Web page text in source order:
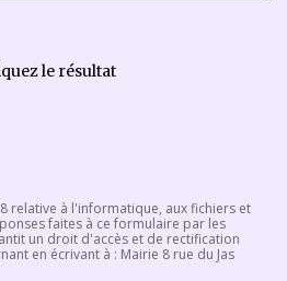
le résultat
relative à l'informatique, aux fichiers et
faites à ce formulaire par les
un droit d'accès et de rectification
en écrivant à : Mairie 8 rue du Jas